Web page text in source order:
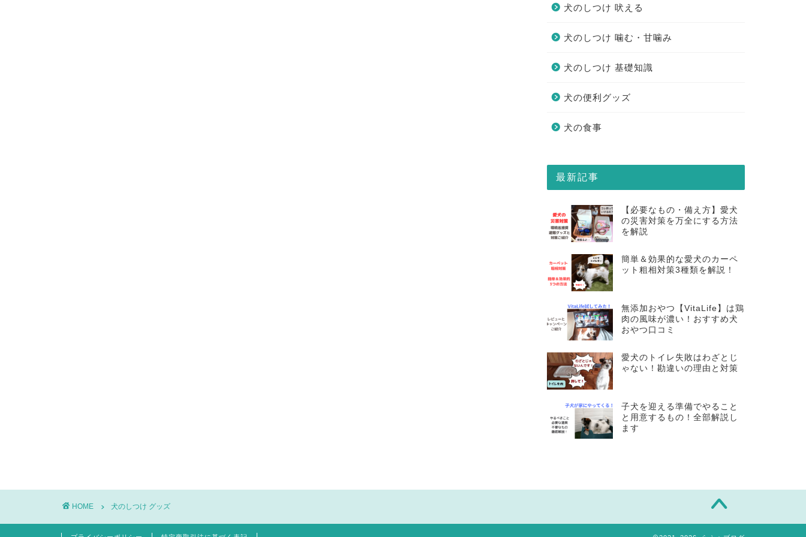
犬のしつけ 吠える
犬のしつけ 噛む・甘噛み
犬のしつけ 基礎知識
犬の便利グッズ
犬の食事
最新記事
【必要なもの・備え方】愛犬
の災害対策を万全にする方法
を解説
簡単＆効果的な愛犬のカーペ
ット粗相対策3種類を解説！
無添加おやつ【VitaLife】は鶏
肉の風味が濃い！おすすめ犬
おやつ口コミ
愛犬のトイレ失敗はわざとじ
ゃない！勘違いの理由と対策
子犬を迎える準備でやること
と用意するもの！全部解説し
ます
HOME 犬のしつけ グッズ